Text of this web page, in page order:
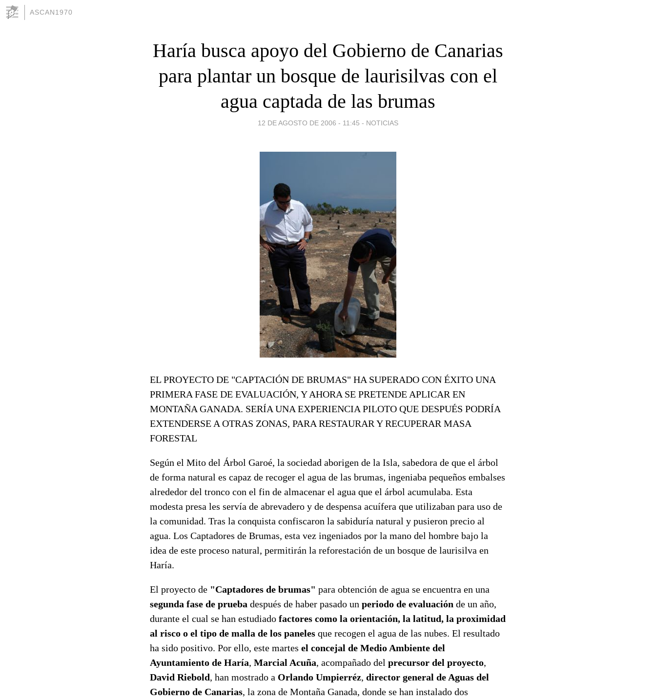
ASCAN1970
Haría busca apoyo del Gobierno de Canarias
para plantar un bosque de laurisilvas con el
agua captada de las brumas
12 DE AGOSTO DE 2006 - 11:45 - NOTICIAS
EL PROYECTO DE "CAPTACIÓN DE BRUMAS" HA SUPERADO CON ÉXITO UNA
PRIMERA FASE DE EVALUACIÓN, Y AHORA SE PRETENDE APLICAR EN
MONTAÑA GANADA. SERÍA UNA EXPERIENCIA PILOTO QUE DESPUÉS PODRÍA
EXTENDERSE A OTRAS ZONAS, PARA RESTAURAR Y RECUPERAR MASA
FORESTAL
Según el Mito del Árbol Garoé, la sociedad aborigen de la Isla, sabedora de que el árbol
de forma natural es capaz de recoger el agua de las brumas, ingeniaba pequeños embalses
alrededor del tronco con el fin de almacenar el agua que el árbol acumulaba. Esta
modesta presa les servía de abrevadero y de despensa acuífera que utilizaban para uso de
la comunidad. Tras la conquista confiscaron la sabiduría natural y pusieron precio al
agua. Los Captadores de Brumas, esta vez ingeniados por la mano del hombre bajo la
idea de este proceso natural, permitirán la reforestación de un bosque de laurisilva en
Haría.
El proyecto de "Captadores de brumas" para obtención de agua se encuentra en una
segunda fase de prueba después de haber pasado un periodo de evaluación de un año,
durante el cual se han estudiado factores como la orientación, la latitud, la proximidad
al risco o el tipo de malla de los paneles que recogen el agua de las nubes. El resultado
ha sido positivo. Por ello, este martes el concejal de Medio Ambiente del
Ayuntamiento de Haría, Marcial Acuña, acompañado del precursor del proyecto,
David Riebold, han mostrado a Orlando Umpierréz, director general de Aguas del
Gobierno de Canarias, la zona de Montaña Ganada, donde se han instalado dos